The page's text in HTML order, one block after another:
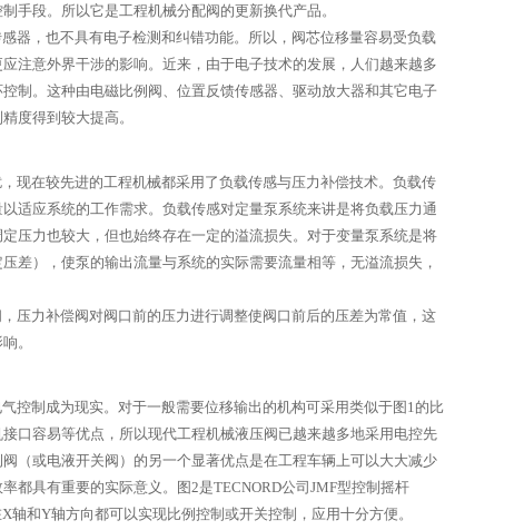
手段。所以它是工程机械分配阀的更新换代产品。
器，也不具有电子检测和纠错功能。所以，阀芯位移量容易受负载
注意外界干涉的影响。近来，由于电子技术的发展，人们越来越多
制。这种由电磁比例阀、位置反馈传感器、驱动放大器和其它电子
度得到较大提高。
现在较先进的工程机械都采用了负载传感与压力补偿技术。负载传
适应系统的工作需求。负载传感对定量泵系统来讲是将负载压力通
压力也较大，但也始终存在一定的溢流损失。对于变量泵系统是将
差），使泵的输出流量与系统的实际需要流量相等，无溢流损失，
压力补偿阀对阀口前的压力进行调整使阀口前后的压差为常值，这
。
控制成为现实。对于一般需要位移输出的机构可采用类似于图1的比
口容易等优点，所以现代工程机械液压阀已越来越多地采用电控先
（或电液开关阀）的另一个显著优点是在工程车辆上可以大大减少
都具有重要的实际意义。图2是TECNORD公司JMF型控制摇杆
和Y轴方向都可以实现比例控制或开关控制，应用十分方便。